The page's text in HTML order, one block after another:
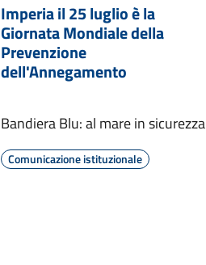
Imperia il 25 luglio è la
Giornata Mondiale della
Prevenzione
dell'Annegamento
Bandiera Blu: al mare in sicurezza
Comunicazione istituzionale